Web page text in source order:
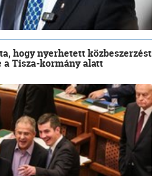
hogy nyerhetett közbeszerzést
a Tisza-kormány alatt